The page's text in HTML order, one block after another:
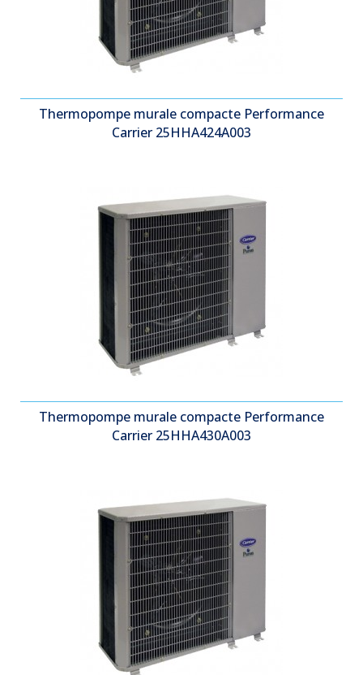
Thermopompe murale compacte Performance
Carrier 25HHA424A003
Thermopompe murale compacte Performance
Carrier 25HHA430A003